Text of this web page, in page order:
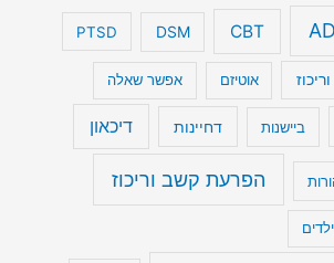
CBT
DSM
PTSD
אוטיזם אפשר שאלה
ביישנות דחיינות דיכאון
הפרעת קשב וריכוז